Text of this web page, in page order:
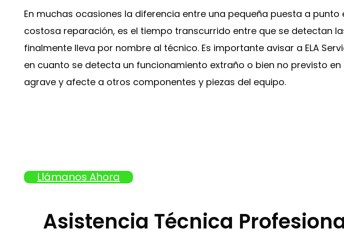
En muchas ocasiones la diferencia entre una pequeña puesta a
costosa reparación, es el tiempo transcurrido entre que se detectan
finalmente lleva por nombre al técnico. Es importante avisar a ELA
en cuanto se detecta un funcionamiento extraño o bien no previsto
agrave y afecte a otros componentes y piezas del equipo.
Llámanos Ahora
Asistencia Técnica